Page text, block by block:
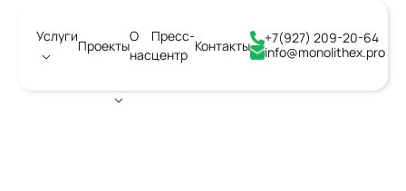
Услуги
Проекты
О
нас
Пресс-
центр
Контакты
+7(927) 209-20-64
info@monolithex.pro